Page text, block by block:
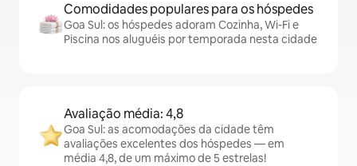
Comodidades populares para os hóspedes
Goa Sul: os hóspedes adoram Cozinha, Wi-Fi e
Piscina nos aluguéis por temporada nesta cidade
Avaliação média: 4,8
Goa Sul: as acomodações da cidade têm
avaliações excelentes dos hóspedes — em
média 4,8, de um máximo de 5 estrelas!